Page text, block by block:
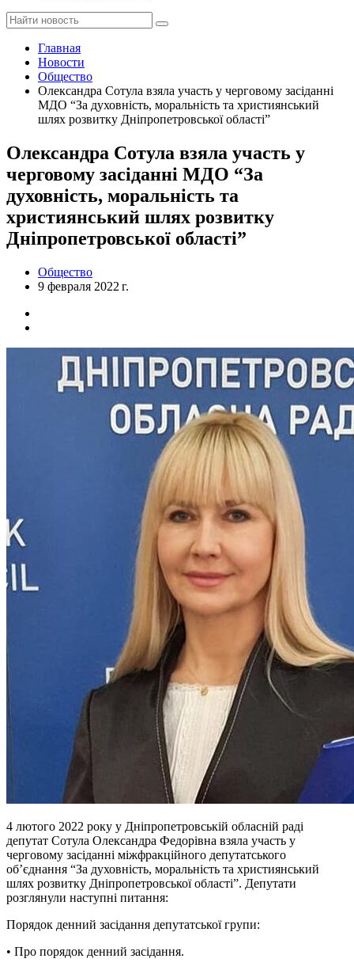
Главная
Новости
Общество
Олександра Сотула взяла участь у черговому засіданні
МДО “За духовність, моральність та християнський
шлях розвитку Дніпропетровської області”
Олександра Сотула взяла участь у
черговому засіданні МДО “За
духовність, моральність та
християнський шлях розвитку
Дніпропетровської області”
Общество
9 февраля 2022 г.
4 лютого 2022 року у Дніпропетровській обласній раді
депутат Сотула Олександра Федорівна взяла участь у
черговому засіданні міжфракційного депутатського
об’єднання “За духовність, моральність та християнський
шлях розвитку Дніпропетровської області”. Депутати
розглянули наступні питання:
Порядок денний засідання депутатської групи:
• Про порядок денний засідання.